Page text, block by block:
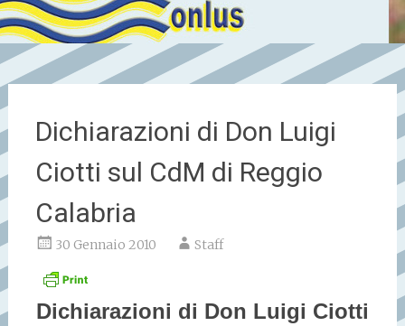
Dichiarazioni di Don Luigi
Ciotti sul CdM di Reggio
Calabria
30 Gennaio 2010 Staff
Dichiarazioni di Don Luigi Ciotti